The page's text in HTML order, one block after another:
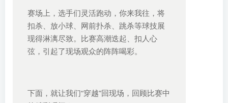
赛场上，选手们灵活跑动，你来我往，将
扣杀、放小球、网前扑杀、跳杀等球技展
现得淋漓尽致。比赛高潮迭起、扣人心
弦，引起了现场观众的阵阵喝彩。
下面，就让我们“穿越”回现场，回顾比赛中